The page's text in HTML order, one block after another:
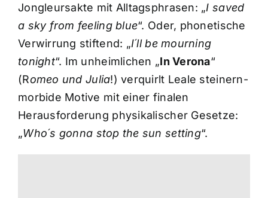
Jongleursakte mit Alltagsphrasen: „I saved
a sky from feeling blue“. Oder, phonetische
Verwirrung stiftend: „I´ll be mourning
tonight“. Im unheimlichen „In Verona“
(Romeo und Julia!) verquirlt Leale steinern-
morbide Motive mit einer finalen
Herausforderung physikalischer Gesetze:
„Who´s gonna stop the sun setting“.